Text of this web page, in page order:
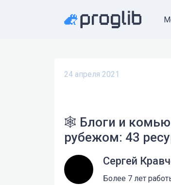
24 апреля 2021
🕸 Блоги и
рубежом: 43
Сергей
Более 7 лет